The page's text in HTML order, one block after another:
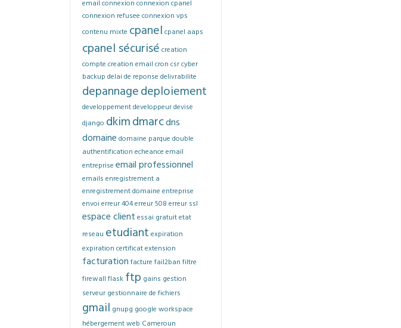
email connexion connexion cpanel
connexion refusee connexion vps
contenu mixte cpanel cpanel aaps
cpanel sécurisé creation
compte creation email cron csrcyber
backup delai de reponse delivrabilite
depannagedeploiement
developpementdeveloppeurdevise
django dkimdmarcdns
domaine domaine parque double
authentification echeance email
entreprise email professionnel
emails enregistrement a
enregistrement domaine entreprise
envoi erreur 404erreur 508 erreur ssl
espace client essai gratuitetat
reseau etudiant expiration
expiration certificatextension
facturation facture fail2ban filtre
firewall flask ftp gains gestion
serveur gestionnaire de fichiers
gmail gnupg google workspace
hébergement web Cameroun